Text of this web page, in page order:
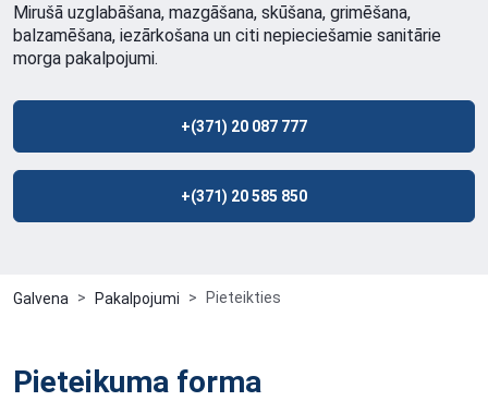
Mirušā uzglabāšana, mazgāšana, skūšana, grimēšana,
balzamēšana, iezārkošana un citi nepieciešamie sanitārie
morga pakalpojumi.
+(371) 20 087 777
+(371) 20 585 850
Galvena Pakalpojumi Pieteikties
Pieteikuma forma